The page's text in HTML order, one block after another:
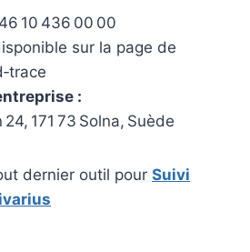
10 436 00 00
sur la page de
:
171 73 Solna, Suède
dernier outil pour Suivi